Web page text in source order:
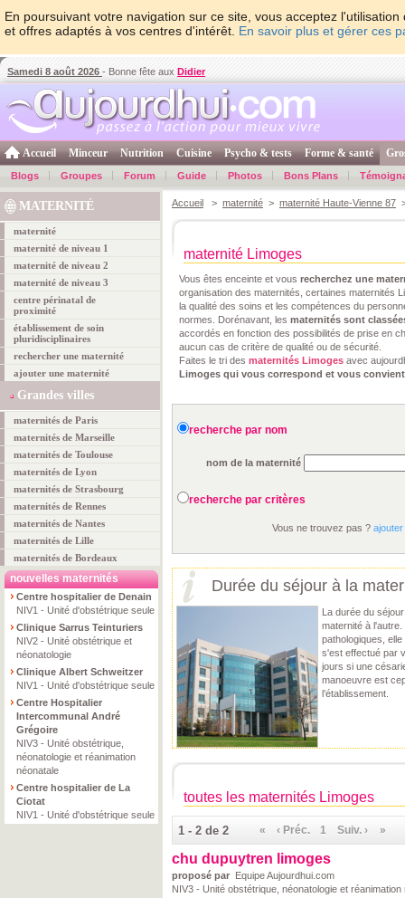
En poursuivant votre navigation sur ce site, vous acceptez
et offres adaptés à vos centres d'intérêt. En savoir plus et gérer ces
Samedi 8 août 2026 - Bonne fête aux Didier
Accueil Minceur Nutrition Cuisine Psycho & tests Forme & santé
Blogs Groupes Forum Guide Photos Bons Plans
MATERNITÉ
maternité
maternité de niveau 1
maternité de niveau 2
maternité de niveau 3
centre périnatal de
proximité
établissement de soin
pluridisciplinaires
rechercher une maternité
ajouter une maternité
Grandes villes
maternités de Paris
maternités de Marseille
maternités de Toulouse
maternités de Lyon
maternités de Strasbourg
maternités de Rennes
maternités de Nantes
maternités de Lille
maternités de Bordeaux
nouvelles maternités
Centre hospitalier de Denain
NIV1 - Unité d'obstétrique seule
Clinique Sarrus Teinturiers
NIV2 - Unité obstétrique et
néonatologie
Clinique Albert Schweitzer
NIV1 - Unité d'obstétrique seule
Centre Hospitalier
Intercommunal André
Grégoire
NIV3 - Unité obstétrique,
néonatologie et réanimation
néonatale
Centre hospitalier de La
Ciotat
NIV1 - Unité d'obstétrique seule
Accueil > maternité > maternité Haute-Vienne 87
maternité Limoges
Vous êtes enceinte et vous recherchez une
organisation des maternités, certaines maternités
la qualité des soins et les compétences du
normes. Dorénavant, les maternités sont
accordés en fonction des possibilités de prise en
aucun cas de critère de qualité ou de sécurité.
Faites le tri des maternités Limoges avec
Limoges qui vous correspond et vous
recherche par nom
nom de la maternité
recherche par critères
Vous ne trouvez pas ?
Durée du séjour à la
La durée du
maternité à
pathologiques,
s'est effectué par
jours si une
manoeuvre est
l’établissement.
toutes les maternités Limoges
1 - 2 de 2 « ‹ Préc. 1 Suiv. › »
chu dupuytren limoges
proposé par Equipe Aujourdhui.com
NIV3 - Unité obstétrique, néonatologie et réanimation